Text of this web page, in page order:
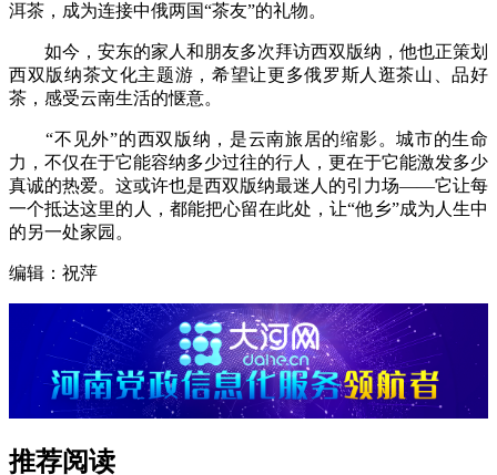
洱茶，成为连接中俄两国“茶友”的礼物。
如今，安东的家人和朋友多次拜访西双版纳，他也正策划
西双版纳茶文化主题游，希望让更多俄罗斯人逛茶山、品好
茶，感受云南生活的惬意。
“不见外”的西双版纳，是云南旅居的缩影。城市的生命
力，不仅在于它能容纳多少过往的行人，更在于它能激发多少
真诚的热爱。这或许也是西双版纳最迷人的引力场——它让每
一个抵达这里的人，都能把心留在此处，让“他乡”成为人生中
的另一处家园。
编辑：祝萍
推荐阅读